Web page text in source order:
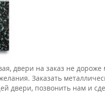
двери на заказ не дороже
Заказать
двери, позвонить нам и